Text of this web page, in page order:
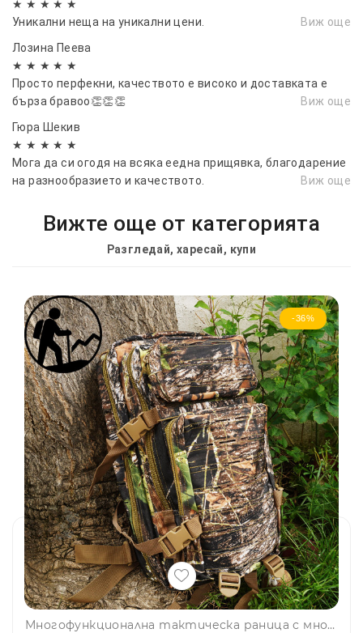
★ ★ ★ ★ ★
Уникални неща на уникални цени.
Виж още
Лозина Пеева
★ ★ ★ ★ ★
Просто перфекни, качеството е високо и доставката е
бърза бравоо👏👏👏
Виж още
Гюра Шекив
★ ★ ★ ★ ★
Мога да си огодя на всяка еедна прищявка, благодарение
на разнообразието и качеството.
Виж още
Вижте още от категорията
Разгледай, харесай, купи
-36%
Многофункционална тактическа раница с множество джобове, за лов и туризъм, камуфлаж, SZ-616